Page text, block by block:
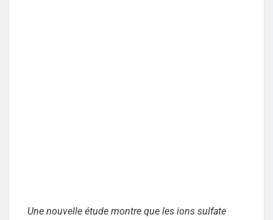
Une nouvelle étude montre que les ions sulfate